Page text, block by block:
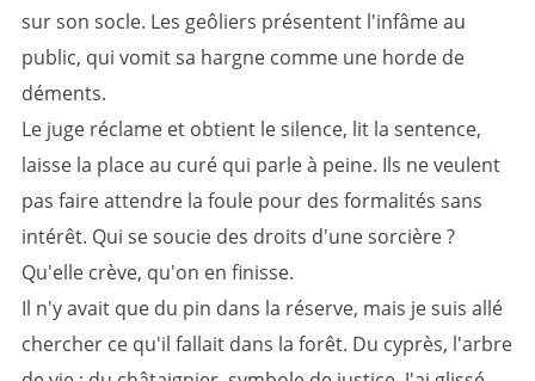
sur son socle. Les geôliers présentent l'infâme au
public, qui vomit sa hargne comme une horde de
déments.
Le juge réclame et obtient le silence, lit la sentence,
laisse la place au curé qui parle à peine. Ils ne veulent
pas faire attendre la foule pour des formalités sans
intérêt. Qui se soucie des droits d'une sorcière?
Qu'elle crève, qu'on en finisse.
Il n'y avait que du pin dans la réserve, mais je suis allé
chercher ce qu'il fallait dans la forêt. Du cyprès, l'arbre